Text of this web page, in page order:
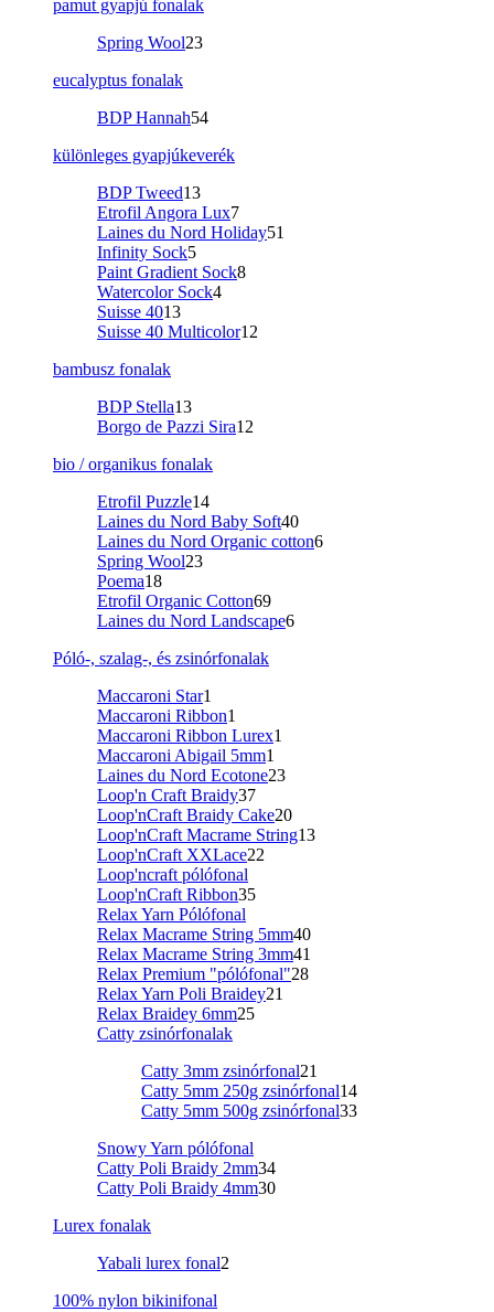
pamut gyapjú fonalak
Spring Wool23
eucalyptus fonalak
BDP Hannah54
különleges gyapjúkeverék
BDP Tweed13
Etrofil Angora Lux7
Laines du Nord Holiday51
Infinity Sock5
Paint Gradient Sock8
Watercolor Sock4
Suisse 4013
Suisse 40 Multicolor12
bambusz fonalak
BDP Stella13
Borgo de Pazzi Sira12
bio / organikus fonalak
Etrofil Puzzle14
Laines du Nord Baby Soft40
Laines du Nord Organic cotton6
Spring Wool23
Poema18
Etrofil Organic Cotton69
Laines du Nord Landscape6
Póló-, szalag-, és zsinórfonalak
Maccaroni Star1
Maccaroni Ribbon1
Maccaroni Ribbon Lurex1
Maccaroni Abigail 5mm1
Laines du Nord Ecotone23
Loop'n Craft Braidy37
Loop'nCraft Braidy Cake20
Loop'nCraft Macrame String13
Loop'nCraft XXLace22
Loop'ncraft pólófonal
Loop'nCraft Ribbon35
Relax Yarn Pólófonal
Relax Macrame String 5mm40
Relax Macrame String 3mm41
Relax Premium "pólófonal"28
Relax Yarn Poli Braidey21
Relax Braidey 6mm25
Catty zsinórfonalak
Catty 3mm zsinórfonal21
Catty 5mm 250g zsinórfonal14
Catty 5mm 500g zsinórfonal33
Snowy Yarn pólófonal
Catty Poli Braidy 2mm34
Catty Poli Braidy 4mm30
Lurex fonalak
Yabali lurex fonal2
100% nylon bikinifonal